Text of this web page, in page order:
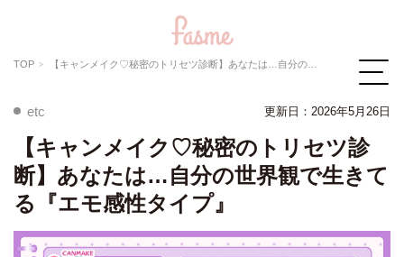
TOP 【キャンメイク♡秘密のトリセツ診断】あなたは…自分の世界観で生きてる『エモ感性タイプ』
etc 更新日： 2026年5月26日
【キャンメイク♡秘密のトリセツ診
断】あなたは…自分の世界観で生きて
る『エモ感性タイプ』